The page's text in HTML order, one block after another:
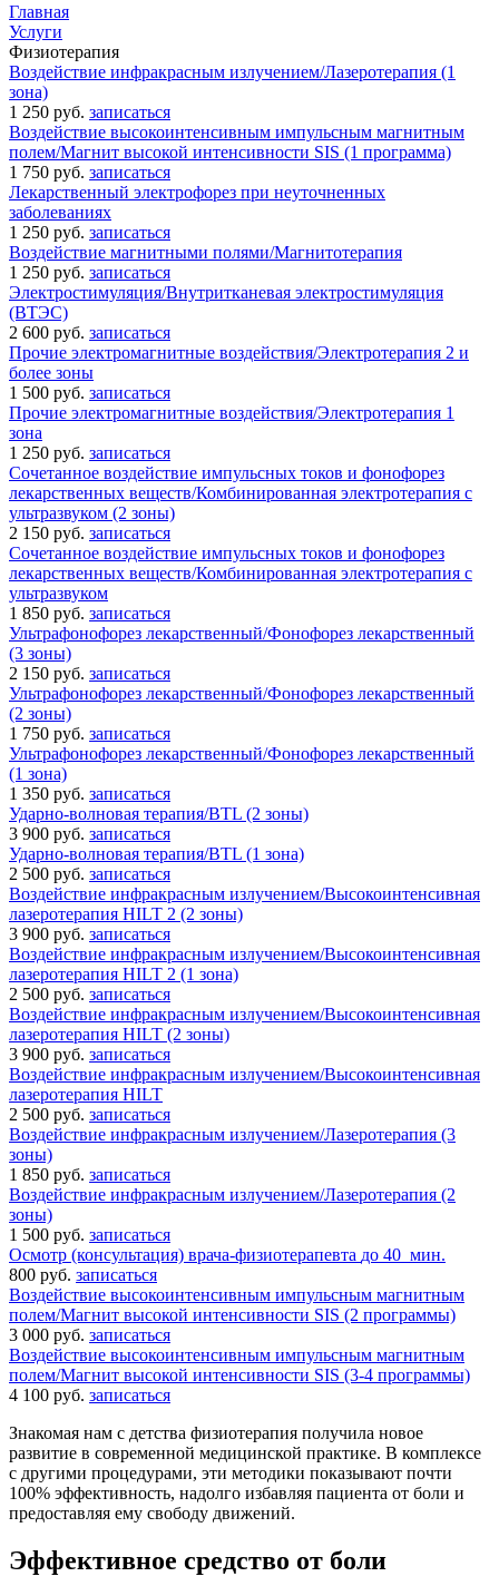
Главная
Услуги
Физиотерапия
Воздействие инфракрасным излучением/Лазеротерапия (1
зона)
1 250 руб. записаться
Воздействие высокоинтенсивным импульсным магнитным
полем/Магнит высокой интенсивности SIS (1 программа)
1 750 руб. записаться
Лекарственный электрофорез при неуточненных
заболеваниях
1 250 руб. записаться
Воздействие магнитными полями/Магнитотерапия
1 250 руб. записаться
Электростимуляция/Внутритканевая электростимуляция
(ВТЭС)
2 600 руб. записаться
Прочие электромагнитные воздействия/Электротерапия 2 и
более зоны
1 500 руб. записаться
Прочие электромагнитные воздействия/Электротерапия 1
зона
1 250 руб. записаться
Сочетанное воздействие импульсных токов и фонофорез
лекарственных веществ/Комбинированная электротерапия с
ультразвуком (2 зоны)
2 150 руб. записаться
Сочетанное воздействие импульсных токов и фонофорез
лекарственных веществ/Комбинированная электротерапия с
ультразвуком
1 850 руб. записаться
Ультрафонофорез лекарственный/Фонофорез лекарственный
(3 зоны)
2 150 руб. записаться
Ультрафонофорез лекарственный/Фонофорез лекарственный
(2 зоны)
1 750 руб. записаться
Ультрафонофорез лекарственный/Фонофорез лекарственный
(1 зона)
1 350 руб. записаться
Ударно-волновая терапия/BTL (2 зоны)
3 900 руб. записаться
Ударно-волновая терапия/BTL (1 зона)
2 500 руб. записаться
Воздействие инфракрасным излучением/Высокоинтенсивная
лазеротерапия HILT 2 (2 зоны)
3 900 руб. записаться
Воздействие инфракрасным излучением/Высокоинтенсивная
лазеротерапия HILT 2 (1 зона)
2 500 руб. записаться
Воздействие инфракрасным излучением/Высокоинтенсивная
лазеротерапия HILT (2 зоны)
3 900 руб. записаться
Воздействие инфракрасным излучением/Высокоинтенсивная
лазеротерапия HILT
2 500 руб. записаться
Воздействие инфракрасным излучением/Лазеротерапия (3
зоны)
1 850 руб. записаться
Воздействие инфракрасным излучением/Лазеротерапия (2
зоны)
1 500 руб. записаться
Осмотр (консультация) врача-физиотерапевта до 40 мин.
800 руб. записаться
Воздействие высокоинтенсивным импульсным магнитным
полем/Магнит высокой интенсивности SIS (2 программы)
3 000 руб. записаться
Воздействие высокоинтенсивным импульсным магнитным
полем/Магнит высокой интенсивности SIS (3-4 программы)
4 100 руб. записаться
Знакомая нам с детства физиотерапия получила новое
развитие в современной медицинской практике. В комплексе
с другими процедурами, эти методики показывают почти
100% эффективность, надолго избавляя пациента от боли и
предоставляя ему свободу движений.
Эффективное средство от боли